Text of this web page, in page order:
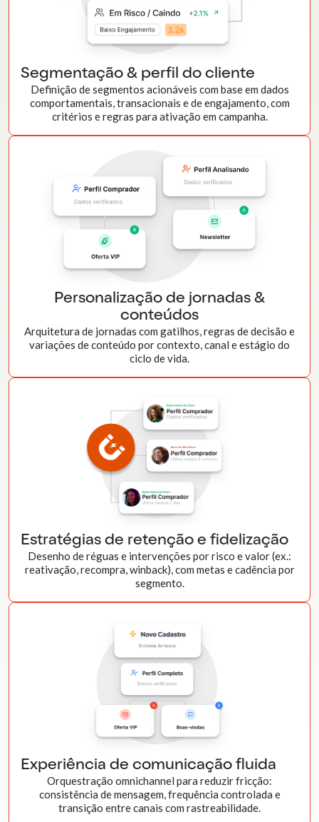
Segmentação & perfil do cliente
Definição de segmentos acionáveis com base em dados
comportamentais, transacionais e de engajamento, com
critérios e regras para ativação em campanha.
Personalização de jornadas &
conteúdos
Arquitetura de jornadas com gatilhos, regras de decisão e
variações de conteúdo por contexto, canal e estágio do
ciclo de vida.
Estratégias de retenção e fidelização
Desenho de réguas e intervenções por risco e valor (ex.:
reativação, recompra, winback), com metas e cadência por
segmento.
Experiência de comunicação fluida
Orquestração omnichannel para reduzir fricção:
consistência de mensagem, frequência controlada e
transição entre canais com rastreabilidade.